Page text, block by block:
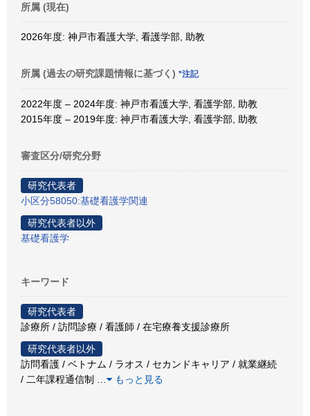
所属 (現在)
2026年度: 神戸市看護大学, 看護学部, 助教
所属 (過去の研究課題情報に基づく) *注記
2022年度 – 2024年度: 神戸市看護大学, 看護学部, 助教
2015年度 – 2019年度: 神戸市看護大学, 看護学部, 助教
審査区分/研究分野
研究代表者
小区分58050:基礎看護学関連
研究代表者以外
基礎看護学
キーワード
研究代表者
診療所 / 訪問診療 / 看護師 / 在宅療養支援診療所
研究代表者以外
訪問看護 / ベトナム / ラオス / セカンドキャリア / 就業継続
/ 二年課程通信制
もっと見る